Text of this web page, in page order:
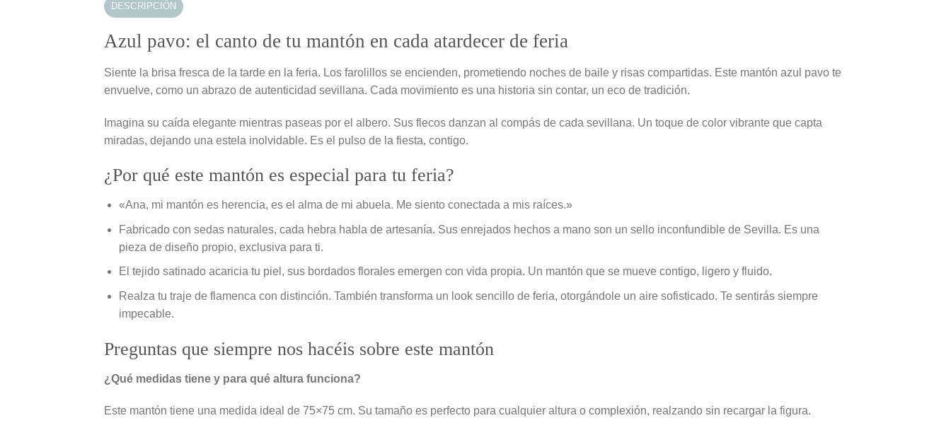
DESCRIPCIÓN
Azul pavo: el canto de tu mantón en cada atardecer de feria
Siente la brisa fresca de la tarde en la feria. Los farolillos se encienden, prometiendo noches de baile y risas compartidas. Este mantón azul pavo te
envuelve, como un abrazo de autenticidad sevillana. Cada movimiento es una historia sin contar, un eco de tradición.
Imagina su caída elegante mientras paseas por el albero. Sus flecos danzan al compás de cada sevillana. Un toque de color vibrante que capta
miradas, dejando una estela inolvidable. Es el pulso de la fiesta, contigo.
¿Por qué este mantón es especial para tu feria?
«Ana, mi mantón es herencia, es el alma de mi abuela. Me siento conectada a mis raíces.»
Fabricado con sedas naturales, cada hebra habla de artesanía. Sus enrejados hechos a mano son un sello inconfundible de Sevilla. Es una
pieza de diseño propio, exclusiva para ti.
El tejido satinado acaricia tu piel, sus bordados florales emergen con vida propia. Un mantón que se mueve contigo, ligero y fluido.
Realza tu traje de flamenca con distinción. También transforma un look sencillo de feria, otorgándole un aire sofisticado. Te sentirás siempre
impecable.
Preguntas que siempre nos hacéis sobre este mantón
¿Qué medidas tiene y para qué altura funciona?
Este mantón tiene una medida ideal de 75×75 cm. Su tamaño es perfecto para cualquier altura o complexión, realzando sin recargar la figura.